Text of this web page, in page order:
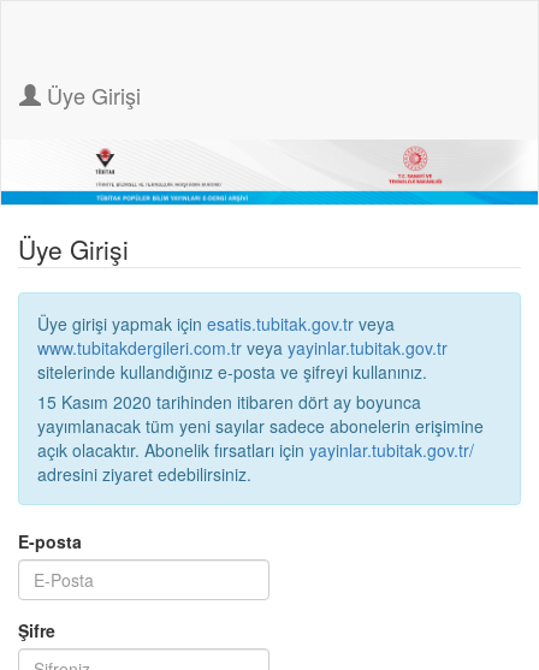
Üye Girişi
Üye Girişi
Üye girişi yapmak için esatis.tubitak.gov.tr veya
www.tubitakdergileri.com.tr veya yayinlar.tubitak.gov.tr
sitelerinde kullandığınız e-posta ve şifreyi kullanınız.
15 Kasım 2020 tarihinden itibaren dört ay boyunca
yayımlanacak tüm yeni sayılar sadece abonelerin erişimine
açık olacaktır. Abonelik fırsatları için yayinlar.tubitak.gov.tr/
adresini ziyaret edebilirsiniz.
E-posta
Şifre